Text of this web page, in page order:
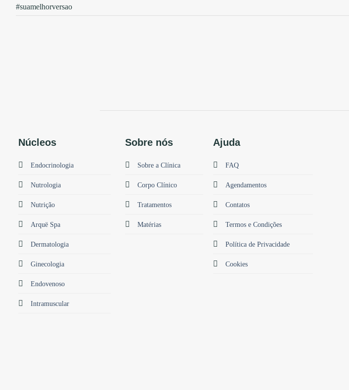
#suamelhorversao
Núcleos
Endocrinologia
Nutrologia
Nutrição
Arquë Spa
Dermatologia
Ginecologia
Endovenoso
Intramuscular
Sobre nós
Sobre a Clínica
Corpo Clínico
Tratamentos
Matérias
Ajuda
FAQ
Agendamentos
Contatos
Termos e Condições
Política de Privacidade
Cookies